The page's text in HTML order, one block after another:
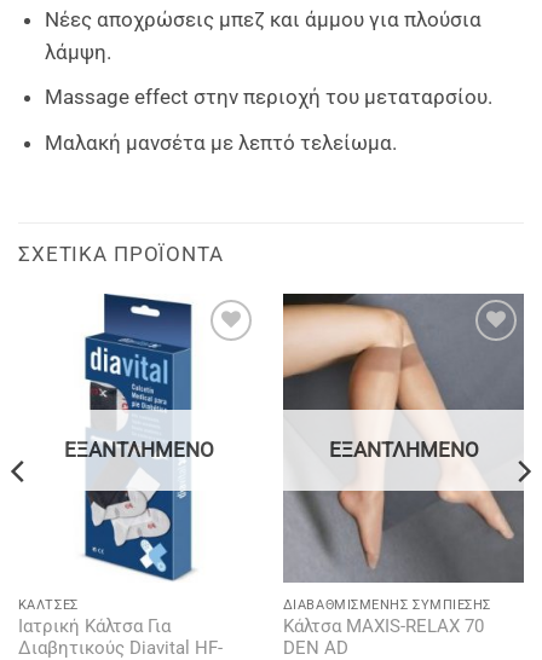
Νέες αποχρώσεις μπεζ και άμμου για πλούσια
λάμψη.
Massage effect στην περιοχή του μεταταρσίου.
Μαλακή μανσέτα με λεπτό τελείωμα.
ΣΧΕΤΙΚΆ ΠΡΟΪΌΝΤΑ
ΕΞΑΝΤΛΗΜΈΝΟ
KΆΛΤΣΕΣ
Ιατρική Κάλτσα Για
Διαβητικούς Diavital HF-
ΕΞΑΝΤΛΗΜΈΝΟ
ΔΙΑΒΑΘΜΙΣΜΈΝΗΣ ΣΥΜΠΊΕΣΗΣ
Κάλτσα MAXIS-RELAX 70
DEN AD